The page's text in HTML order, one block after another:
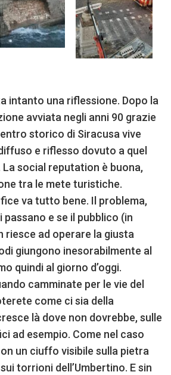
intanto una riflessione. Dopo la
avviata negli anni 90 grazie
storico di Siracusa vive
e riflesso dovuto a quel
social reputation è buona,
tra le mete turistiche.
va tutto bene. Il problema,
passano e se il pubblico (in
riesce ad operare la giusta
giungono inesorabilmente al
quindi al giorno d’oggi.
camminate per le vie del
come ci sia della
là dove non dovrebbe, sulle
ad esempio. Come nel caso
un ciuffo visibile sulla pietra
torrioni dell’Umbertino. E sin